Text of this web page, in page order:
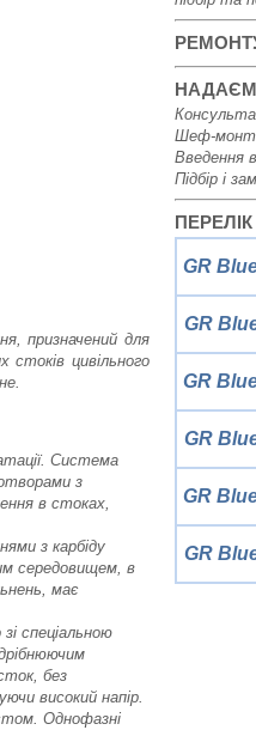
призначений для
стоків цивільного
Система
з
в стоках,
з карбіду
середовищем, в
має
спеціальною
без
високий напір.
Однофазні
Шеф-
Введення
Підбір і
GR
GR
GR
GR
GR
GR